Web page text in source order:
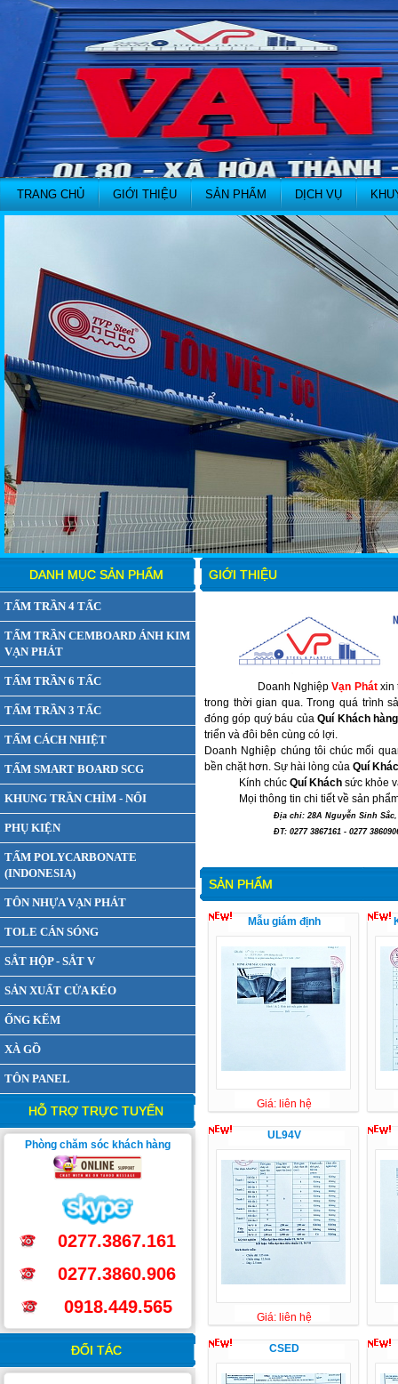
TRANG CHỦ GIỚI THIỆU SẢN PHẨM DỊCH VỤ
DANH MỤC SẢN PHẨM
TẤM TRẦN 4 TẤC
TẤM TRẦN CEMBOARD ÁNH KIM
VẠN PHÁT
TẤM TRẦN 6 TẤC
TẤM TRẦN 3 TẤC
TẤM CÁCH NHIỆT
TẤM SMART BOARD SCG
KHUNG TRẦN CHÌM - NỔI
PHỤ KIỆN
TẤM POLYCARBONATE
(INDONESIA)
TÔN NHỰA VẠN PHÁT
TOLE CÁN SÓNG
SẮT HỘP - SẮT V
SẢN XUẤT CỬA KÉO
ỐNG KẼM
XÀ GỒ
TÔN PANEL
HỖ TRỢ TRỰC TUYẾN
Phòng chăm sóc khách hàng
0277.3867.161
0277.3860.906
0918.449.565
ĐỐI TÁC
GIỚI THIỆU
Doanh NghiệpVạn Phátxin
trong thời gian qua.Trong quá trình
đóng góp quý báu củaQuí Khách hàng
triển và đôi bên cùng có lợi.
Doanh Nghiệp chúng tôi chúc mối
bền chặt hơn. Sự hài lòng của Quí
Kính chúc Quí Khách sức khỏe
Mọi thông tin chi tiết về sản
Địa chỉ: 28A Nguyễn Sinh Sắc, Xã
ĐT: 0277 3867161 - 0277 3860906
SẢN PHẨM
Mẫu giám định
Giá: liên hệ
UL94V
Giá: liên hệ
CSED